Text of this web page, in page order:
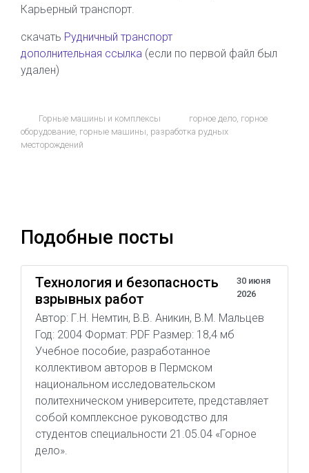
Карьерный транспорт.
скачать Рудничный транспорт
дополнительная ссылка (если по первой файл был
удален)
Горные машины и комплексы горное дело, горное
оборудование, горные машины, разработка рудных
месторождений
Подобные посты
Технология и безопасность
взрывных работ
30 июня
2026
Автор: Г.Н. Немтин, В.В. Аникин, В.М. Мальцев
Год: 2004 Формат: PDF Размер: 18,4 мб
Учебное пособие, разработанное
коллективом авторов в Пермском
национальном исследовательском
политехническом университете, представляет
собой комплексное руководство для
студентов специальности 21.05.04 «Горное
дело».